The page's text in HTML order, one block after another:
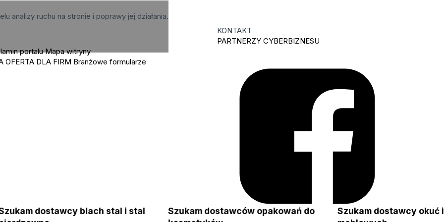
Szukam dostawcy blach stal i stal
Szukam dostawców opakowań do
Szukam dostawcy
analizy ruchu na stronie i poprawy jej działania.
portalu Mapa witryny
OFERTA DLA FIRM Branżowe formularze
KONTAKT
PARTNERZY CYBERBIZNESU